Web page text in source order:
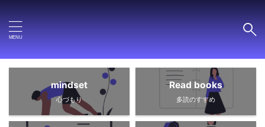
mindset
心づもり
Read books
多読のすすめ